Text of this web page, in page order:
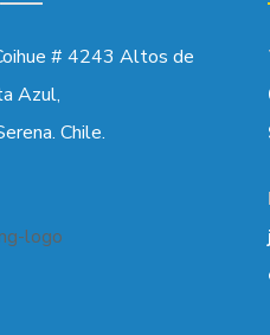
# 4243 Altos de
Azul,
Chile.